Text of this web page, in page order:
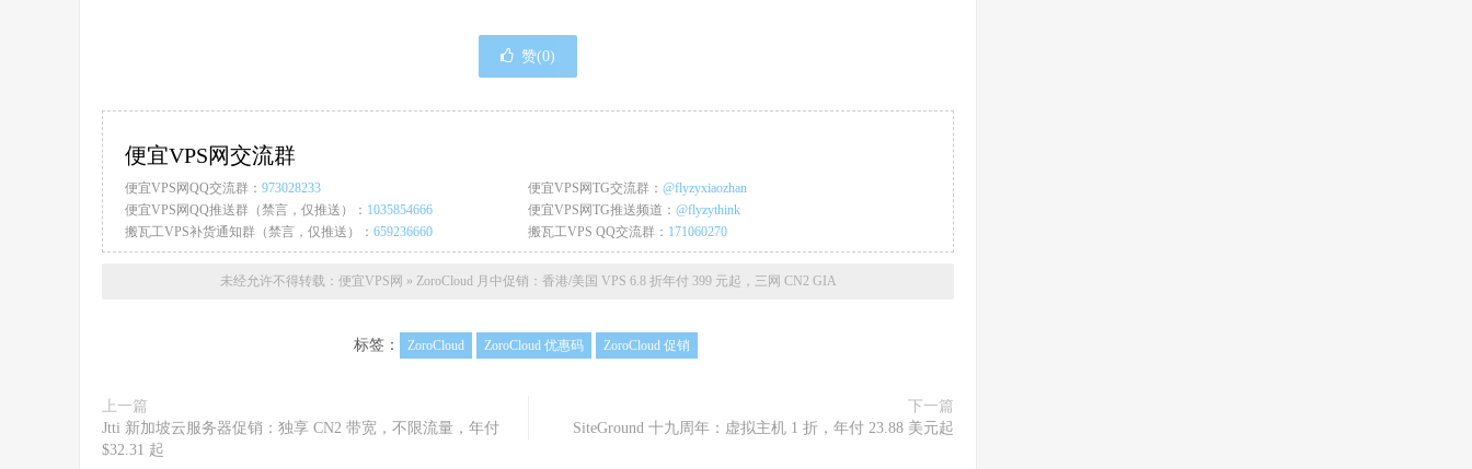
赞(0)
便宜VPS网交流群
便宜VPS网QQ交流群： 973028233 便宜VPS网TG交流群： @flyzyxiaozhan
便宜VPS网QQ推送群（禁言，仅推送）： 1035854666 便宜VPS网TG推送频道： @flyzythink
搬瓦工VPS补货通知群（禁言，仅推送）： 659236660 搬瓦工VPS QQ交流群： 171060270
未经允许不得转载： 便宜VPS网 » ZoroCloud 月中促销：香港/美国 VPS 6.8 折年付 399 元起，三网 CN2 GIA
标签： ZoroCloud ZoroCloud 优惠码 ZoroCloud 促销
上一篇
Jtti 新加坡云服务器促销：独享 CN2 带宽，不限流量，年付
$32.31 起
下一篇
SiteGround 十九周年：虚拟主机 1 折，年付 23.88 美元起